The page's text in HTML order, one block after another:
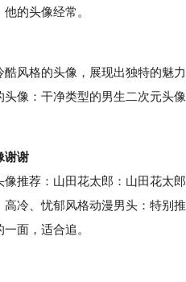
的头像经常。
格的头像，展现出独特的魅力
像：干净类型的男生二次元头
谢谢
荐：山田花太郎：山田花太
冷、忧郁风格动漫男头：特别
面，适合追。